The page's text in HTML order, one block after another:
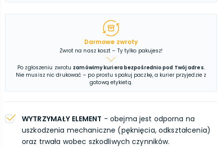
Darmowe zwroty
Zwrot na nasz koszt – Ty tylko pakujesz!
Po zgłoszeniu zwrotu zamówimy kuriera bezpośrednio pod Twój adres.
Nie musisz nic drukować – po prostu spakuj paczkę, a kurier przyjedzie z
gotową etykietą.
WYTRZYMAŁY ELEMENT - obejma jest odporna na
uszkodzenia mechaniczne (pęknięcia, odkształcenia)
oraz trwała wobec szkodliwych czynników.